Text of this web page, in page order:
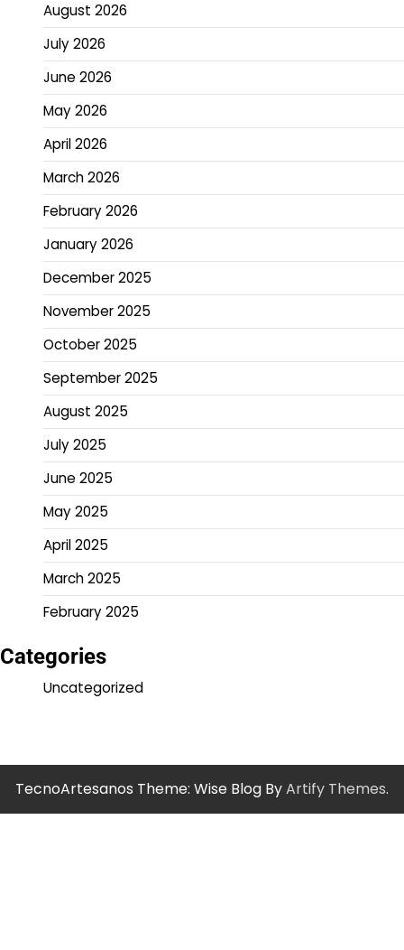
August 2026
July 2026
June 2026
May 2026
April 2026
March 2026
February 2026
January 2026
December 2025
November 2025
October 2025
September 2025
August 2025
July 2025
June 2025
May 2025
April 2025
March 2025
February 2025
Categories
Uncategorized
TecnoArtesanos Theme: Wise Blog ByArtify Themes.